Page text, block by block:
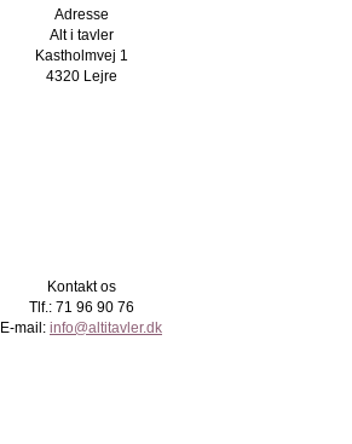
Adresse
Alt i tavler
Kastholmvej 1
4320 Lejre
Kontakt os
Tlf.: 71 96 90 76
E-mail: info@altitavler.dk